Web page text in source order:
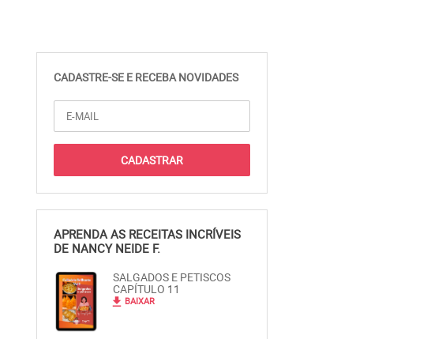
CADASTRE-SE E RECEBA NOVIDADES
APRENDA AS RECEITAS INCRÍVEIS
DE NANCY NEIDE F.
SALGADOS E PETISCOS
CAPÍTULO 11
file_download BAIXAR